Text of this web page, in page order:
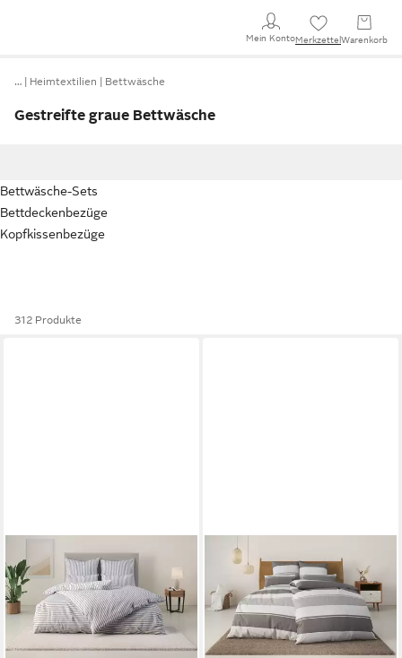
Mein KontoMerkzettel Warenkorb
… Heimtextilien Bettwäsche
Gestreifte graue Bettwäsche
Bettwäsche-Sets
Bettdeckenbezüge
Kopfkissenbezüge
312 Produkte